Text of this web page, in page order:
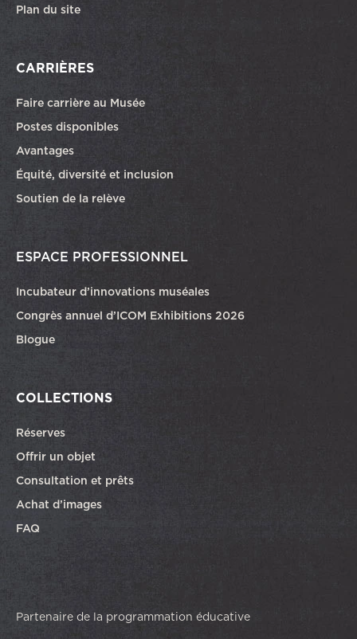
Plan du site
CARRIÈRES
Faire carrière au Musée
Postes disponiblesCe lien ouvrira dans une autre fenêtre
Avantages
Équité, diversité et inclusion
Soutien de la relève
ESPACE PROFESSIONNEL
Incubateur d’innovations muséales
Congrès annuel d’ICOM Exhibitions 2026
Blogue
COLLECTIONS
Réserves
Offrir un objet
Consultation et prêts
Achat d’images
FAQ
Partenaire de la programmation éducative